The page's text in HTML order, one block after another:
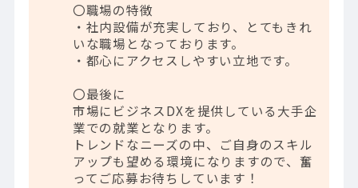
〇職場の特徴
・社内設備が充実しており、とてもきれ
いな職場となっております。
・都心にアクセスしやすい立地です。
〇最後に
市場にビジネスDXを提供している大手企
業での就業となります。
トレンドなニーズの中、ご自身のスキル
アップも望める環境になりますので、奮
ってご応募お待ちしています！